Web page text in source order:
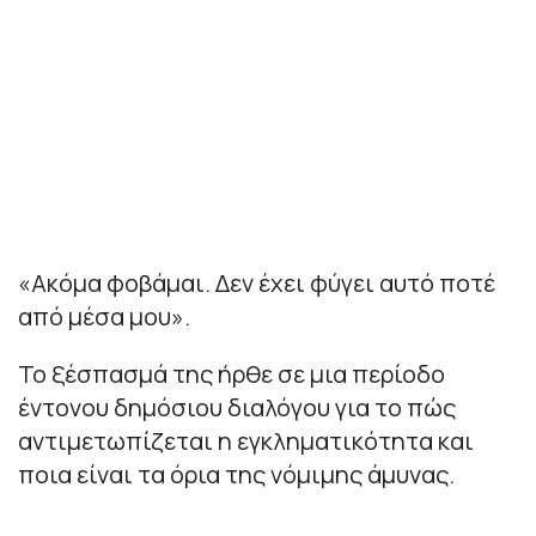
«Ακόμα φοβάμαι. Δεν έχει φύγει αυτό ποτέ
από μέσα μου».
Το ξέσπασμά της ήρθε σε μια περίοδο
έντονου δημόσιου διαλόγου για το πώς
αντιμετωπίζεται η εγκληματικότητα και
ποια είναι τα όρια της νόμιμης άμυνας.